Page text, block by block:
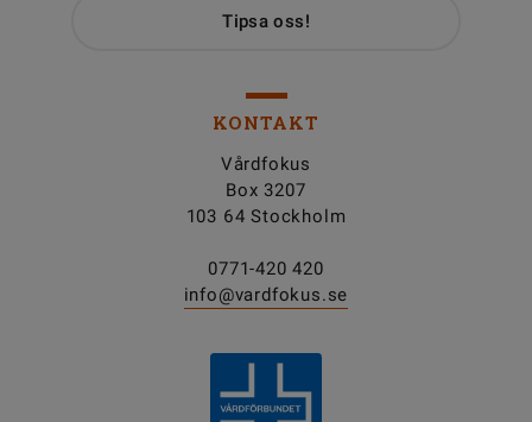
Tipsa oss!
KONTAKT
Vårdfokus
Box 3207
103 64 Stockholm
0771-420 420
info@vardfokus.se